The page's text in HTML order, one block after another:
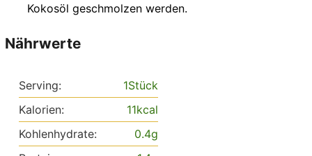
Kokosöl geschmolzen werden.
Nährwerte
Serving: 1Stück
Kalorien:
11kcal
Kohlenhydrate:
0.4g